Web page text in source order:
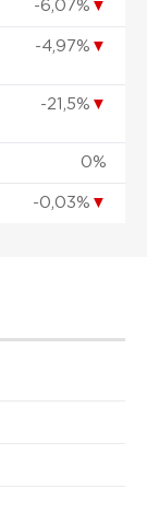
-6,07% ▼
-4,97% ▼
-21,5% ▼
0%
-0,03% ▼